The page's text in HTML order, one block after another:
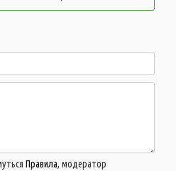
Правила, модератор